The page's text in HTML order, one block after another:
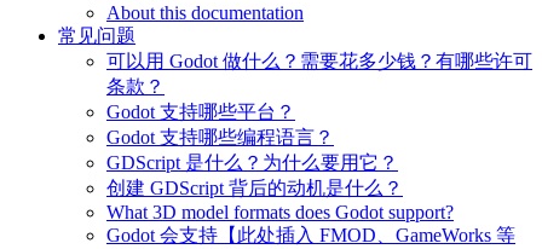
About this documentation
常见问题
可以用 Godot 做什么？需要花多少钱？有哪些许可
条款？
Godot 支持哪些平台？
Godot 支持哪些编程语言？
GDScript 是什么？为什么要用它？
创建 GDScript 背后的动机是什么？
What 3D model formats does Godot support?
Godot 会支持【此处插入 FMOD、GameWorks 等